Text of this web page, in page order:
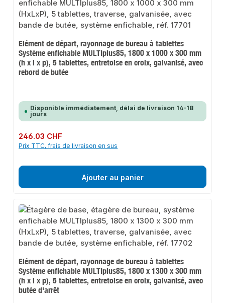
Elément de départ, rayonnage de bureau à tablettes
Système enfichable MULTIplus85, 1800 x 1000 x 300 mm
(h x l x p), 5 tablettes, entretoise en croix, galvanisé, avec
rebord de butée
Disponible immédiatement, délai de livraison 14-18
jours
Prix régulier :
246.03 CHF
Prix TTC, frais de livraison en sus
Ajouter au panier
Elément de départ, rayonnage de bureau à tablettes
Système enfichable MULTIplus85, 1800 x 1300 x 300 mm
(h x l x p), 5 tablettes, entretoise en croix, galvanisé, avec
butée d'arrêt